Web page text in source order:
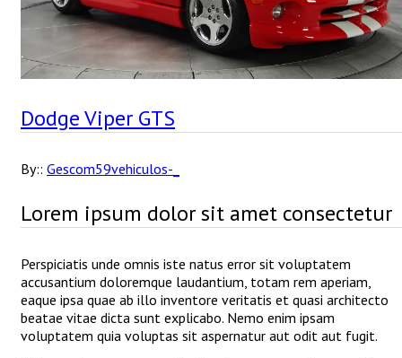
Dodge Viper GTS
By:: Gescom59vehiculos-_
Lorem ipsum dolor sit amet consectetur
Perspiciatis unde omnis iste natus error sit voluptatem
accusantium doloremque laudantium, totam rem aperiam,
eaque ipsa quae ab illo inventore veritatis et quasi architecto
beatae vitae dicta sunt explicabo. Nemo enim ipsam
voluptatem quia voluptas sit aspernatur aut odit aut fugit.